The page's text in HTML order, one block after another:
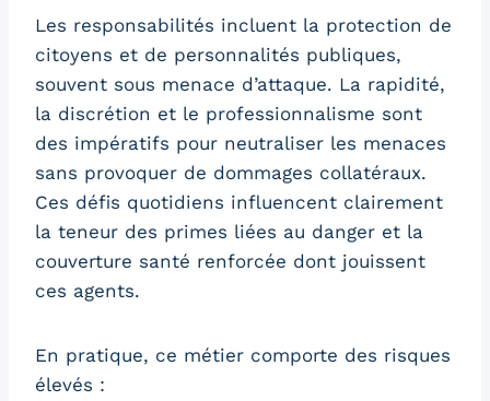
Les responsabilités incluent la protection de
citoyens et de personnalités publiques,
souvent sous menace d’attaque. La rapidité,
la discrétion et le professionnalisme sont
des impératifs pour neutraliser les menaces
sans provoquer de dommages collatéraux.
Ces défis quotidiens influencent clairement
la teneur des primes liées au danger et la
couverture santé renforcée dont jouissent
ces agents.
En pratique, ce métier comporte des risques
élevés :